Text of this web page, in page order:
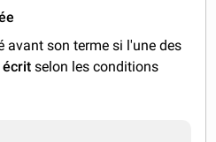
avant son terme si l'une des
écrit selon les conditions